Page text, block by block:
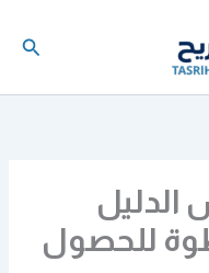
الدليل
للحصول